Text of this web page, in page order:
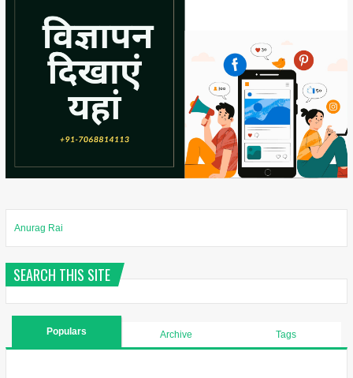
Anurag Rai
SEARCH THIS SITE
Populars Archive Tags